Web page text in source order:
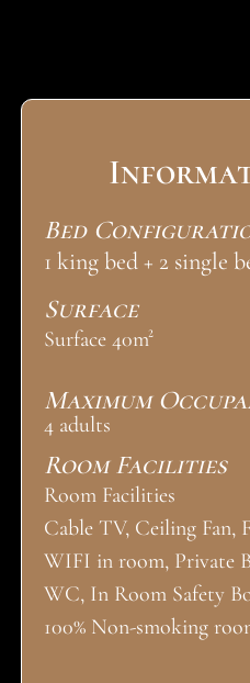
Bed
1 king bed + 2 single
Surface
Surface 40m²
Maximum
4 adults
Room Facilities
Room Facilities
Cable TV, Ceiling Fan,
WIFI in room, Private
WC, In Room Safety
100% Non-smoking